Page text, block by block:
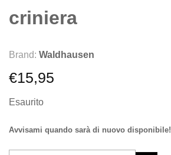
criniera
Brand: Waldhausen
€15,95
Esaurito
Avvisami quando sarà di nuovo disponibile!